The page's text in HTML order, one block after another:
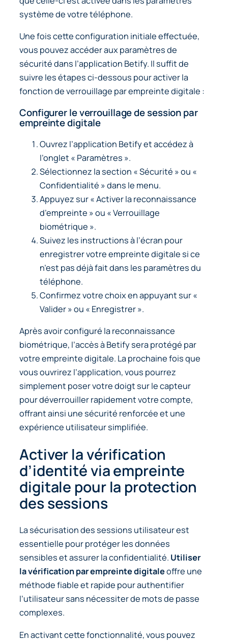
système de votre téléphone.
Une fois cette configuration initiale effectuée,
vous pouvez accéder aux paramètres de
sécurité dans l’application Betify. Il suffit de
suivre les étapes ci-dessous pour activer la
fonction de verrouillage par empreinte digitale :
Configurer le verrouillage de session par
empreinte digitale
Ouvrez l’application Betify et accédez à
l’onglet « Paramètres ».
Sélectionnez la section « Sécurité » ou «
Confidentialité » dans le menu.
Appuyez sur « Activer la reconnaissance
d’empreinte » ou « Verrouillage
biométrique ».
Suivez les instructions à l’écran pour
enregistrer votre empreinte digitale si ce
n’est pas déjà fait dans les paramètres du
téléphone.
Confirmez votre choix en appuyant sur «
Valider » ou « Enregistrer ».
Après avoir configuré la reconnaissance
biométrique, l’accès à Betify sera protégé par
votre empreinte digitale. La prochaine fois que
vous ouvrirez l’application, vous pourrez
simplement poser votre doigt sur le capteur
pour déverrouiller rapidement votre compte,
offrant ainsi une sécurité renforcée et une
expérience utilisateur simplifiée.
Activer la vérification
d’identité via empreinte
digitale pour la protection
des sessions
La sécurisation des sessions utilisateur est
essentielle pour protéger les données
sensibles et assurer la confidentialité. Utiliser
la vérification par empreinte digitaleoffre une
méthode fiable et rapide pour authentifier
l’utilisateur sans nécessiter de mots de passe
complexes.
En activant cette fonctionnalité, vous pouvez